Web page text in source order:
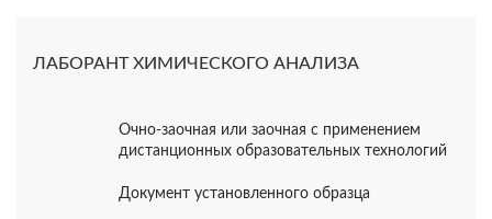
ЛАБОРАНТ ХИМИЧЕСКОГО АНАЛИЗА
Очно-заочная или заочная с применением
дистанционных образовательных технологий
Документ установленного образца